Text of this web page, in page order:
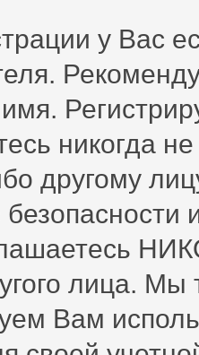
у Вас
никогда
другому
лица.
Вам